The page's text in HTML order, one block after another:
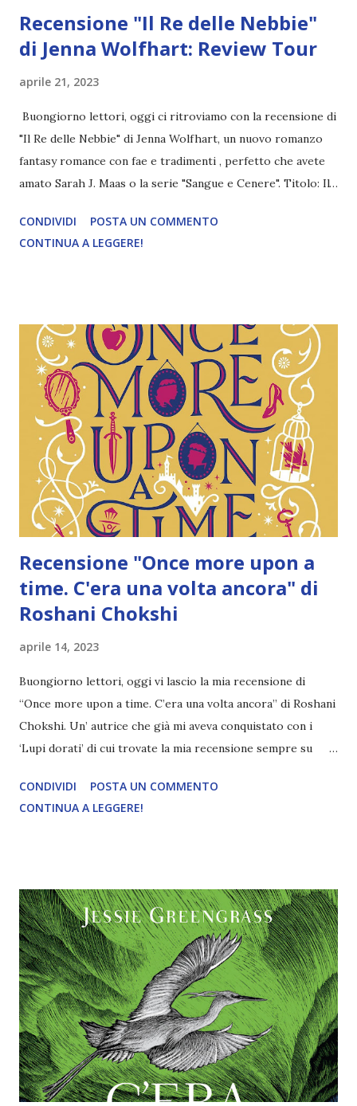
Recensione "Il Re delle Nebbie"
di Jenna Wolfhart: Review Tour
aprile 21, 2023
Buongiorno lettori, oggi ci ritroviamo con la recensione di
"Il Re delle Nebbie" di Jenna Wolfhart, un nuovo romanzo
fantasy romance con fae e tradimenti , perfetto che avete
amato Sarah J. Maas o la serie "Sangue e Cenere". Titolo: Il
Wolfhart Pagine: 388 Editore: Heartbeat Edizioni
Pubblicazione: 18 Aprile 2023 Traduttore: Teresa
e gli amici e diventare la sua sposa umana. Tessa non è mai
stata nella scintillante città dei fae, a nessun umano è
concesso di entrarvi. Tuttavia, una volta lì, scopre che ci
sono cose ben peggiori di quel che immaginava. Il Re
Oberon la umilia, la terrorizza e minaccia tutti quelli che lei
ama. Ma quando riesce a fuggire si imbatte in qualcuno di
ancora più spaventoso: il letale Re delle Nebbie, colui...
CONDIVIDI
POSTA UN COMMENTO
CONTINUA A LEGGERE!
Recensione "Once more upon a
time. C'era una volta ancora" di
Roshani Chokshi
aprile 14, 2023
Buongiorno lettori, oggi vi lascio la mia recensione di
“Once more upon a time. C’era una volta ancora” di Roshani
Chokshi. Un’ autrice che già mi aveva conquistato con i
‘Lupi dorati’ di cui trovate la mia recensione sempre su
Titolo : Once more upon a time. C’era una volta ancora
Autore : Roshani Chokshi Editore : Fanucci Pubblicazione :
dopo un anno e un giorno, non avessero ritrovato l’amore
che li univa, il loro destino li avrebbe portati a essere
banditi dal regno. E così fu. Imelda e Ambrose non
ricordano il motivo del loro matrimonio perché, un anno e
un giorno prima, Ambrose si è recato da una strega
barattando il loro amore per la vita di Imelda. Nel giorno in
cui sono costretti ad abbandonare il regno, quella stessa
strega fa loro visita c...
CONDIVIDI
POSTA UN COMMENTO
CONTINUA A LEGGERE!